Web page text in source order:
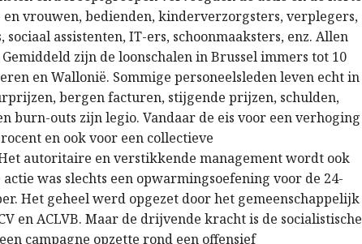
vrouwen, bedienden, kinderverzorgsters, verplegers,
assistenten, IT-ers, schoonmaaksters, enz. Allen
zijn de loonschalen in Brussel immers tot 10
en Wallonië. Sommige personeelsleden leven echt in
bergen facturen, stijgende prijzen, schulden,
burn-outs zijn legio. Vandaar de eis voor een verhoging
en ook voor een collectieve
autoritaire en verstikkende management wordt ook
was slechts een opwarmingsoefening voor de 24-
Het geheel werd opgezet door het gemeenschappelijk
en ACLVB. Maar de drijvende kracht is de socialistische
campagne opzette rond een offensief